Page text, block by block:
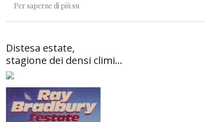
Per saperne di più su
Distesa estate,
stagione dei densi climi...